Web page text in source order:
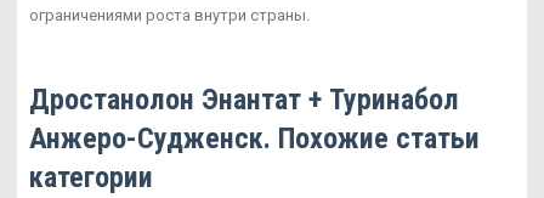
ограничениями роста внутри страны.
Дростанолон Энантат + Туринабол
Анжеро-Судженск. Похожие статьи
категории